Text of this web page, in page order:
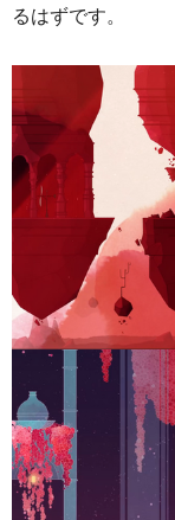
るはずです。